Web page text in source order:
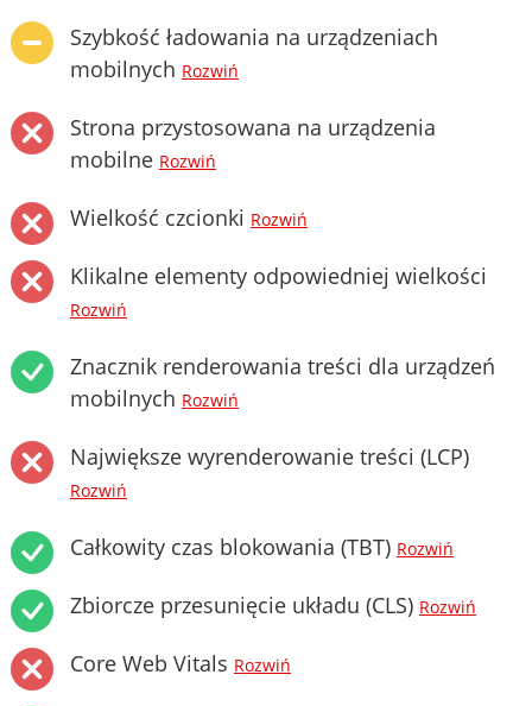
Szybkość ładowania na urządzeniach
mobilnych Rozwiń
Strona przystosowana na urządzenia
mobilne Rozwiń
Wielkość czcionki Rozwiń
Klikalne elementy odpowiedniej wielkości
Rozwiń
Znacznik renderowania treści dla urządzeń
mobilnych Rozwiń
Największe wyrenderowanie treści (LCP)
Rozwiń
Całkowity czas blokowania (TBT) Rozwiń
Zbiorcze przesunięcie układu (CLS) Rozwiń
Core Web Vitals Rozwiń